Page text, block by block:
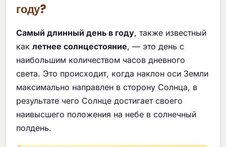
году?
Самый длинный день в году, также известный
каклетнее солнцестояние, — это день с
наибольшим количеством часов дневного
света. Это происходит, когда наклон оси Земли
максимально направлен в сторону Солнца, в
результате чего Солнце достигает своего
наивысшего положения на небе в солнечный
полдень.